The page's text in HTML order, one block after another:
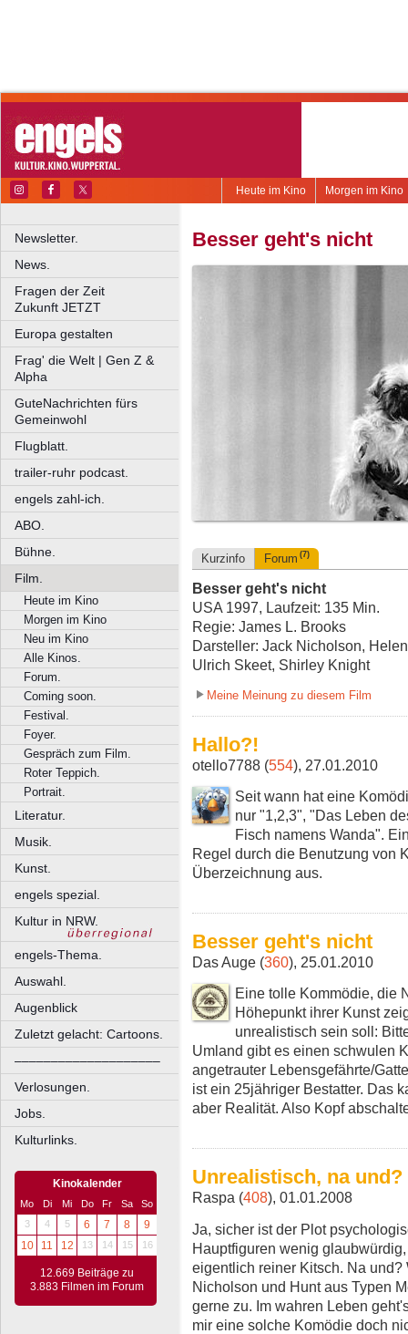
Morgen im Kino
Heute im Kino
Newsletter.
News.
Fragen der Zeit
Zukunft JETZT
Europa gestalten
Frag' die Welt | Gen Z &
Alpha
GuteNachrichten fürs
Gemeinwohl
Flugblatt.
trailer-ruhr podcast.
engels zahl-ich.
ABO.
Bühne.
Film.
Heute im Kino
Morgen im Kino
Neu im Kino
Alle Kinos.
Forum.
Coming soon.
Festival.
Foyer.
Gespräch zum Film.
Roter Teppich.
Portrait.
Literatur.
Musik.
Kunst.
engels spezial.
Kultur in NRW.
engels-Thema.
Auswahl.
Augenblick
Zuletzt gelacht: Cartoons.
––––––––––––––––––––
Verlosungen.
Jobs.
Kulturlinks.
Kinokalender
Mo Di Mi Do Fr Sa
So
3
4 5 6 7 8
9
10
11 12 13 14 15 16
12.669 Beiträge zu
3.883 Filmen im Forum
Besser geht's nicht
Kurzinfo Forum (7)
Besser geht's nicht
USA 1997, Laufzeit: 135 Min.
Regie: James L. Brooks
Darsteller: Jack Nicholson,
Ulrich Skeet, Shirley Knight
Meine Meinung zu diesem Film
Hallo?!
otello7788 (554), 27.01.2010
Seit wann hat eine
nur "1,2,3", "Das Leben
Fisch namens Wanda".
Regel durch die Benutzung von
Überzeichnung aus.
Besser geht's nicht
Das Auge (360), 25.01.2010
Eine tolle Kommödie, die
Höhepunkt ihrer Kunst
unrealistisch sein soll:
Umland gibt es einen schwulen
angetrauter Lebensgefährte/
ist ein 25jähriger Bestatter. Das
aber Realität. Also Kopf
Unrealistisch, na und?
Raspa (408), 01.01.2008
Ja, sicher ist der Plot
Hauptfiguren wenig
eigentlich reiner Kitsch. Na
Nicholson und Hunt aus Typen
gerne zu. Im wahren Leben
mir eine solche Komödie doch